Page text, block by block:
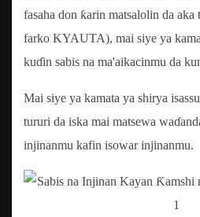
fasaha don ƙarin matsalolin da aka
farko KYAUTA), mai siye ya
kuɗin sabis na ma'aikacinmu da
Mai siye ya kamata ya shirya
tururi da iska mai matsewa
injinanmu kafin isowar injinanmu.